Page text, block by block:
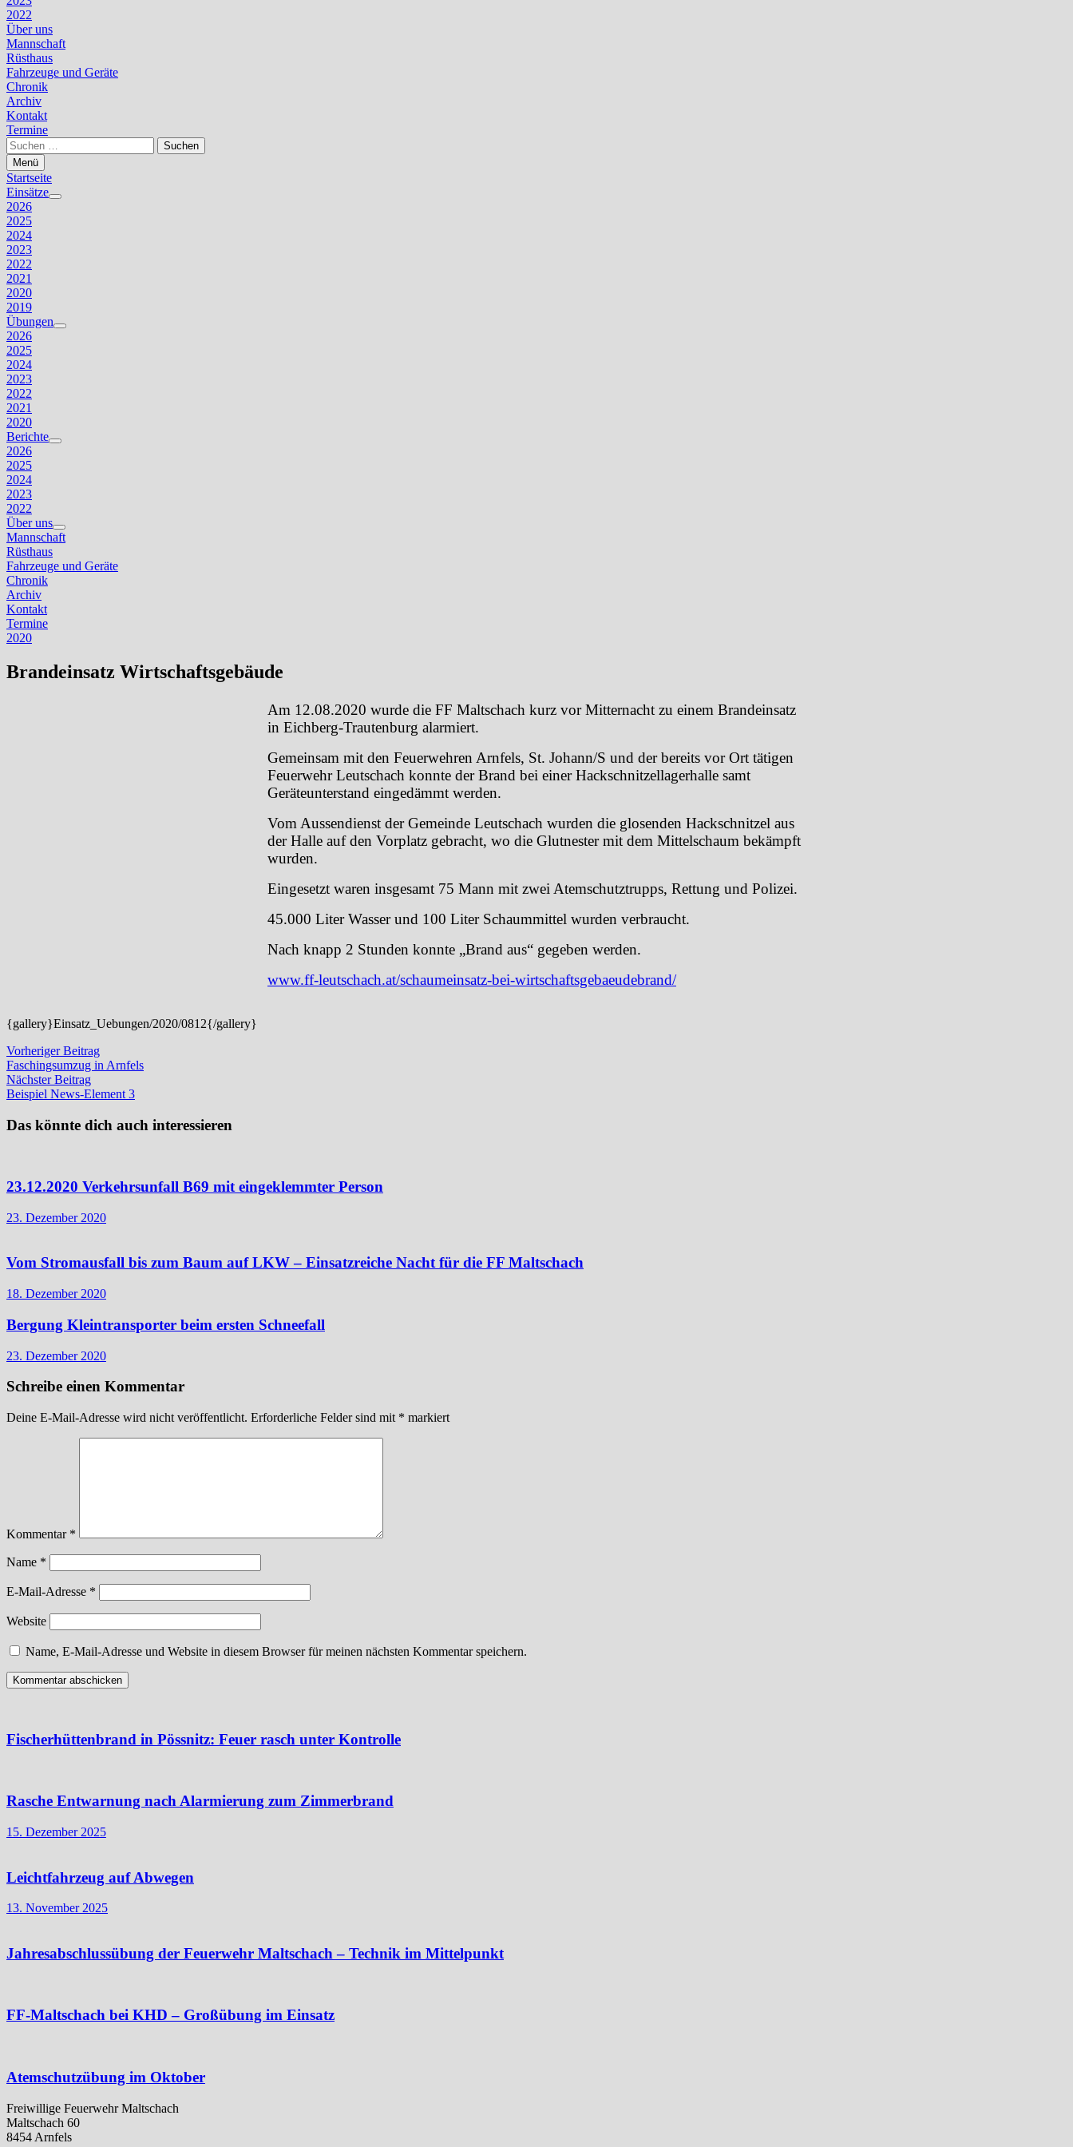
2022
Über uns
Mannschaft
Rüsthaus
Fahrzeuge und Geräte
Chronik
Archiv
Kontakt
Termine
Suchen
nach:
Menü
Startseite
Einsätze
Untermenü
2026
2025
2024
2023
2022
2021
2020
2019
Übungen
Untermenü
2026
2025
2024
2023
2022
2021
2020
Berichte
Untermenü
2026
2025
2024
2023
2022
Über uns
Untermenü
anzeigen
Mannschaft
Rüsthaus
Fahrzeuge und Geräte
Chronik
Archiv
Kontakt
Termine
2020
Brandeinsatz Wirtschaftsgebäude
Am 12.08.2020 wurde die FF Maltschach kurz vor Mitternacht zu einem Brandeinsatz
in Eichberg-Trautenburg alarmiert.
Gemeinsam mit den Feuerwehren Arnfels, St. Johann/S und der bereits vor Ort tätigen
Feuerwehr Leutschach konnte der Brand bei einer Hackschnitzellagerhalle samt
Geräteunterstand eingedämmt werden.
Vom Aussendienst der Gemeinde Leutschach wurden die glosenden Hackschnitzel aus
der Halle auf den Vorplatz gebracht, wo die Glutnester mit dem Mittelschaum bekämpft
wurden.
Eingesetzt waren insgesamt 75 Mann mit zwei Atemschutztrupps, Rettung und Polizei.
45.000 Liter Wasser und 100 Liter Schaummittel wurden verbraucht.
Nach knapp 2 Stunden konnte „Brand aus“ gegeben werden.
www.ff-leutschach.at/schaumeinsatz-bei-wirtschaftsgebaeudebrand/
{gallery}Einsatz_Uebungen/2020/0812{/gallery}
Beitragsnavigation
Vorheriger BeitragVorheriger
Beitrag:
Faschingsumzug in Arnfels
Nächster BeitragNächster
Beitrag:
Beispiel News-Element 3
Das könnte dich auch interessieren
23.12.2020 Verkehrsunfall B69 mit eingeklemmter Person
23. Dezember 2020
Vom Stromausfall bis zum Baum auf LKW – Einsatzreiche Nacht für die FF Maltschach
18. Dezember 2020
Bergung Kleintransporter beim ersten Schneefall
23. Dezember 2020
Schreibe einen Kommentar
Deine E-Mail-Adresse wird nicht veröffentlicht. Erforderliche Felder sind mit * markiert
Kommentar *
Name *
E-Mail-Adresse *
Website
Name, E-Mail-Adresse und Website in diesem Browser für meinen nächsten Kommentar speichern.
Fischerhüttenbrand in Pössnitz: Feuer rasch unter Kontrolle
Rasche Entwarnung nach Alarmierung zum Zimmerbrand
15. Dezember 2025
Leichtfahrzeug auf Abwegen
13. November 2025
Jahresabschlussübung der Feuerwehr Maltschach – Technik im Mittelpunkt
FF-Maltschach bei KHD – Großübung im Einsatz
Atemschutzübung im Oktober
Freiwillige Feuerwehr Maltschach
Maltschach 60
8454 Arnfels